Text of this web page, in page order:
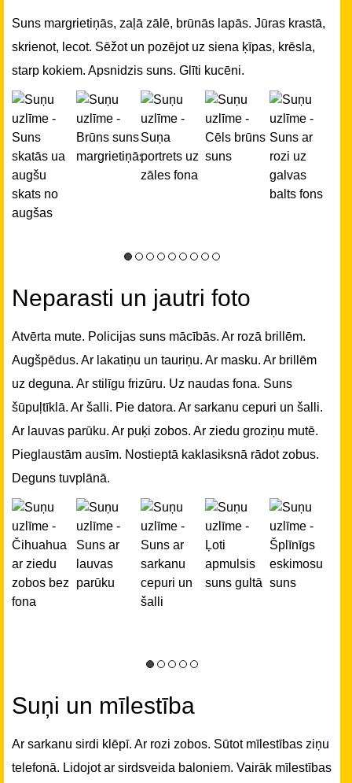
Suns margrietiņās, zaļā zālē, brūnās lapās. Jūras krastā,
skrienot, lecot. Sēžot un pozējot uz siena ķīpas, krēsla,
starp kokiem. Apsnidzis suns. Glīti kucēni.
Neparasti un jautri foto
Atvērta mute. Policijas suns mācībās. Ar rozā brillēm.
Augšpēdus. Ar lakatiņu un tauriņu. Ar masku. Ar brillēm
uz deguna. Ar stilīgu frizūru. Uz naudas fona. Suns
šūpuļtīklā. Ar šalli. Pie datora. Ar sarkanu cepuri un šalli.
Ar lauvas parūku. Ar puķi zobos. Ar ziedu groziņu mutē.
Pieglaustām ausīm. Nostieptā kaklasiksnā rādot zobus.
Deguns tuvplānā.
Suņi un mīlestība
Ar sarkanu sirdi klēpī. Ar rozi zobos. Sūtot mīlestības ziņu
telefonā. Lidojot ar sirdsveida baloniem. Vairāk mīlestības